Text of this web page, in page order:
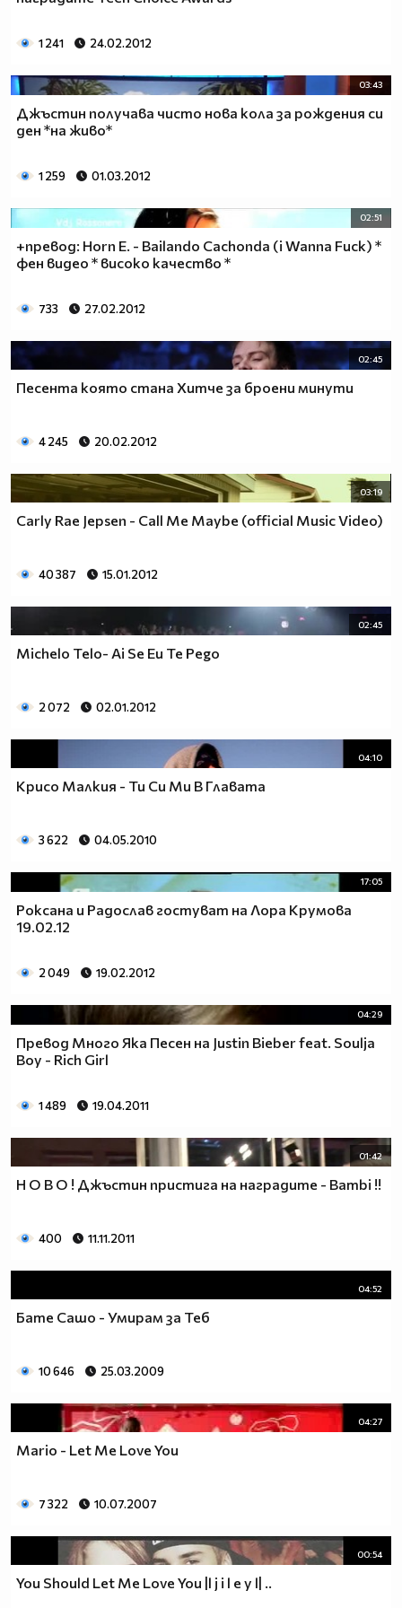
1 241 24.02.2012
03:43
Джъстин получава чисто нова кола за рождения си
ден *на живо*
1 259 01.03.2012
02:51
+превод: Horn E. - Bailando Cachonda (i Wanna Fuck) *
фен видео * високо качество *
733 27.02.2012
02:45
Песента която стана Хитче за броени минути
4 245 20.02.2012
03:19
Carly Rae Jepsen - Call Me Maybe (official Music Video)
40 387 15.01.2012
02:45
Michelo Telo- Ai Se Eu Te Pego
2 072 02.01.2012
04:10
Крисо Малкия - Ти Си Ми В Главата
3 622 04.05.2010
17:05
Роксана и Радослав гостуват на Лора Крумова
19.02.12
2 049 19.02.2012
04:29
Превод Много Яка Песен на Justin Bieber feat. Soulja
Boy - Rich Girl
1 489 19.04.2011
01:42
Н О В О ! Джъстин пристига на наградите - Bambi !!
400 11.11.2011
04:52
Бате Сашо - Умирам за Теб
10 646 25.03.2009
04:27
Mario - Let Me Love You
7 322 10.07.2007
00:54
You Should Let Me Love You |l j i l e y l| ..